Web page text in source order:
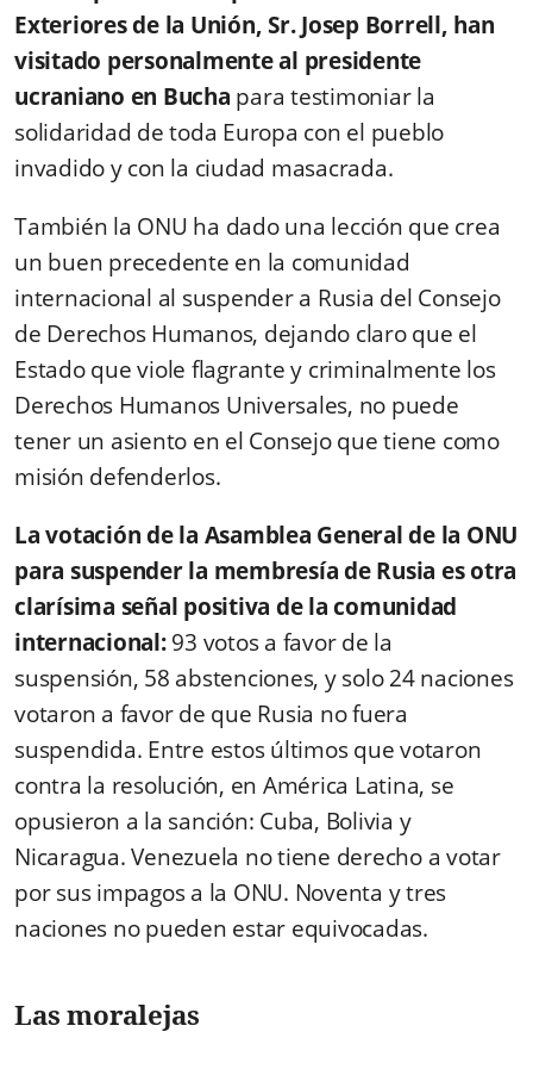
Exteriores de la Unión, Sr. Josep Borrell, han
visitado personalmente al presidente
ucraniano en Bucha para testimoniar la
solidaridad de toda Europa con el pueblo
invadido y con la ciudad masacrada.
También la ONU ha dado una lección que crea
un buen precedente en la comunidad
internacional al suspender a Rusia del Consejo
de Derechos Humanos, dejando claro que el
Estado que viole flagrante y criminalmente los
Derechos Humanos Universales, no puede
tener un asiento en el Consejo que tiene como
misión defenderlos.
La votación de la Asamblea General de la ONU
para suspender la membresía de Rusia es otra
clarísima señal positiva de la comunidad
internacional:93 votos a favor de la
suspensión, 58 abstenciones, y solo 24 naciones
votaron a favor de que Rusia no fuera
suspendida. Entre estos últimos que votaron
contra la resolución, en América Latina, se
opusieron a la sanción: Cuba, Bolivia y
Nicaragua. Venezuela no tiene derecho a votar
por sus impagos a la ONU. Noventa y tres
naciones no pueden estar equivocadas.
Las moralejas